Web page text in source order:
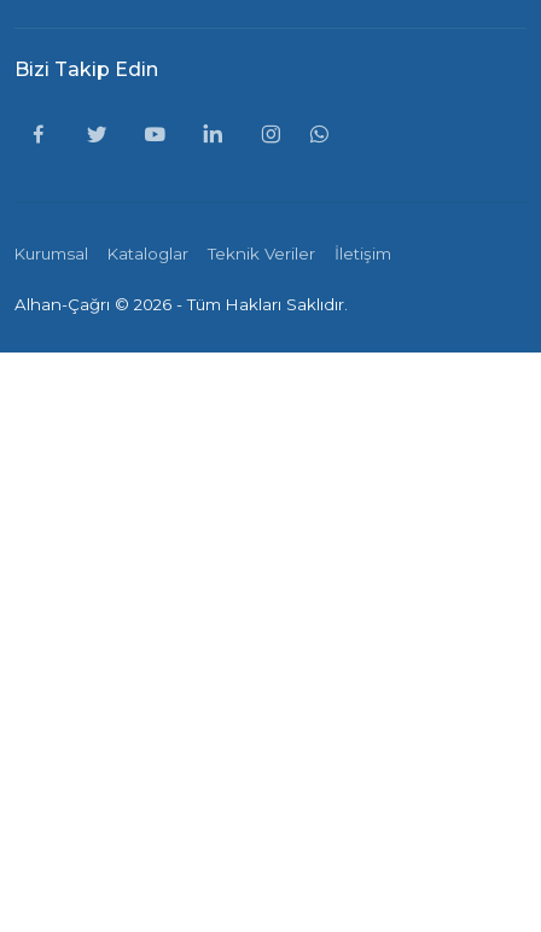
Bizi Takip Edin
Kurumsal Kataloglar Teknik Veriler İletişim
Alhan-Çağrı © 2026 - Tüm Hakları Saklıdır.